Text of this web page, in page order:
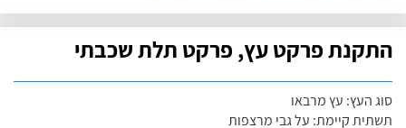
התקנת פרקט עץ, פרקט תלת שכבתי
סוג העץ: עץ מרבאו
תשתית קיימת: על גבי מרצפות